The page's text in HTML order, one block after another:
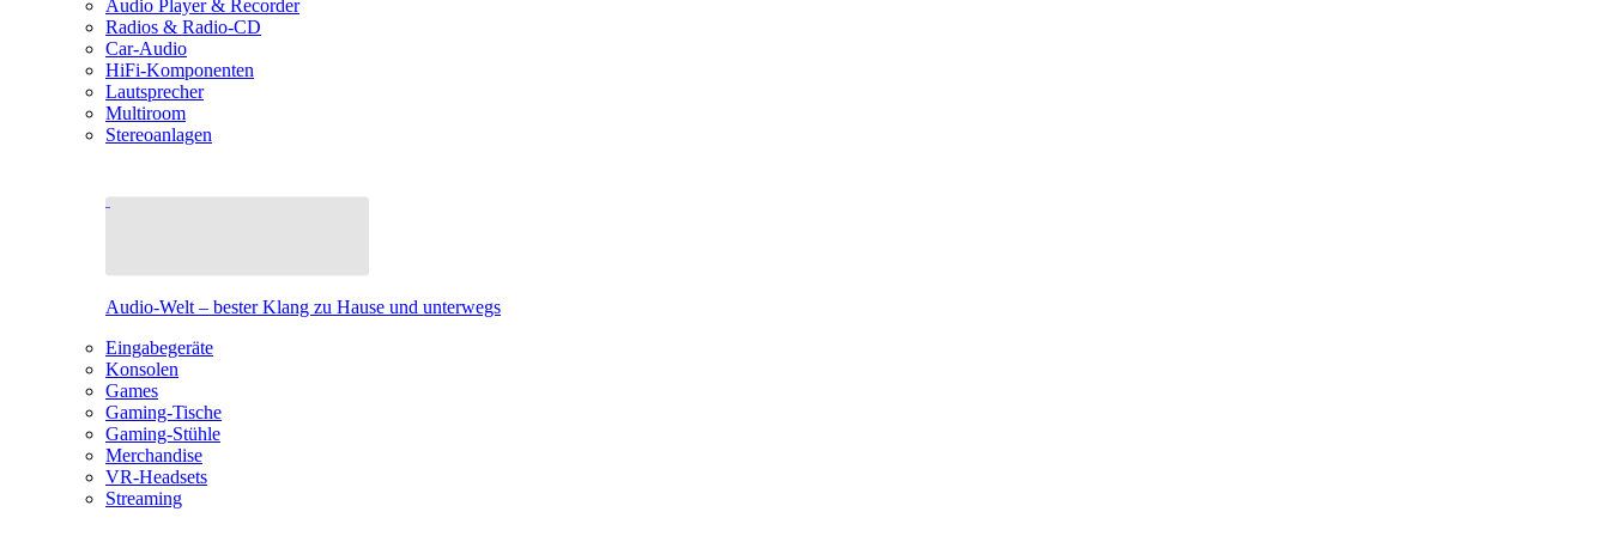
Audio Player & Recorder
Radios & Radio-CD
Car-Audio
HiFi-Komponenten
Lautsprecher
Multiroom
Stereoanlagen
Audio-Welt – bester Klang zu Hause und unterwegs
Eingabegeräte
Konsolen
Games
Gaming-Tische
Gaming-Stühle
Merchandise
VR-Headsets
Streaming